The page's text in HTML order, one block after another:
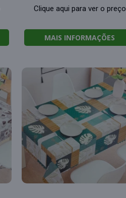
Clique aqui para ver o preço
MAIS INFORMAÇÕES